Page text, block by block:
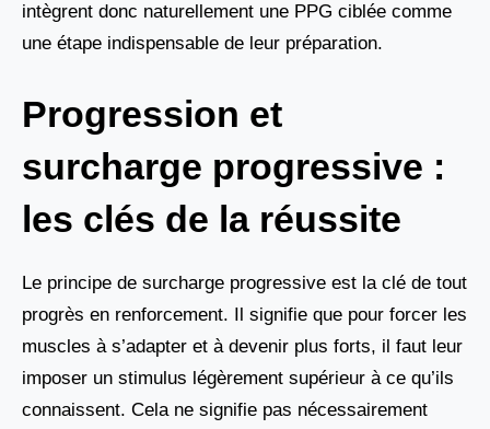
intègrent donc naturellement une PPG ciblée comme
une étape indispensable de leur préparation.
Progression et
surcharge progressive :
les clés de la réussite
Le principe de surcharge progressive est la clé de tout
progrès en renforcement. Il signifie que pour forcer les
muscles à s’adapter et à devenir plus forts, il faut leur
imposer un stimulus légèrement supérieur à ce qu’ils
connaissent. Cela ne signifie pas nécessairement